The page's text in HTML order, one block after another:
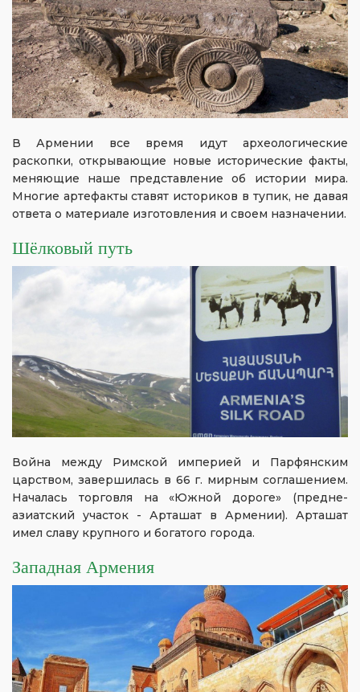
В Армении все время идут археологические
раскопки, открывающие новые исторические факты,
меняющие наше представление об истории мира.
Многие артефакты ставят историков в тупик, не давая
ответа о материале изготовления и своем назначении.
Шёлковый путь
Война между Римской империей и Парфянским
царством, завершилась в 66 г. мирным соглашением.
Началась торговля на «Южной дороге» (предне-
азиатский участок - Арташат в Армении). Арташат
имел славу крупного и богатого города.
Западная Армения